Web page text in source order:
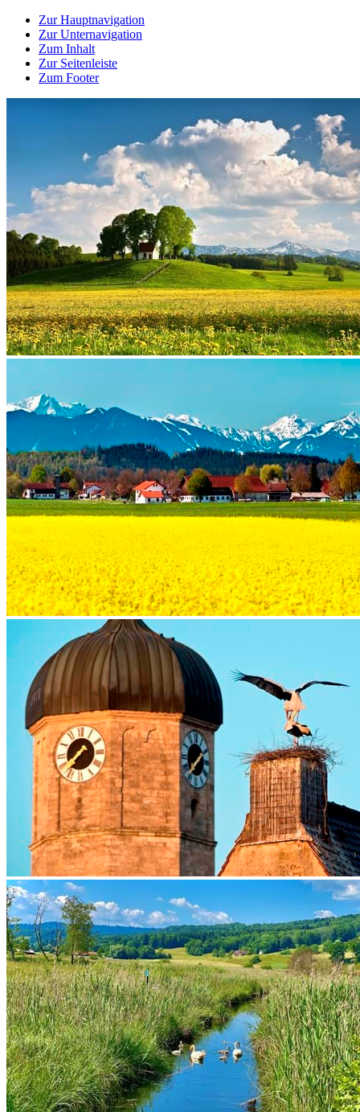
Zur Hauptnavigation
Zur Unternavigation
Zum Inhalt
Zur Seitenleiste
Zum Footer